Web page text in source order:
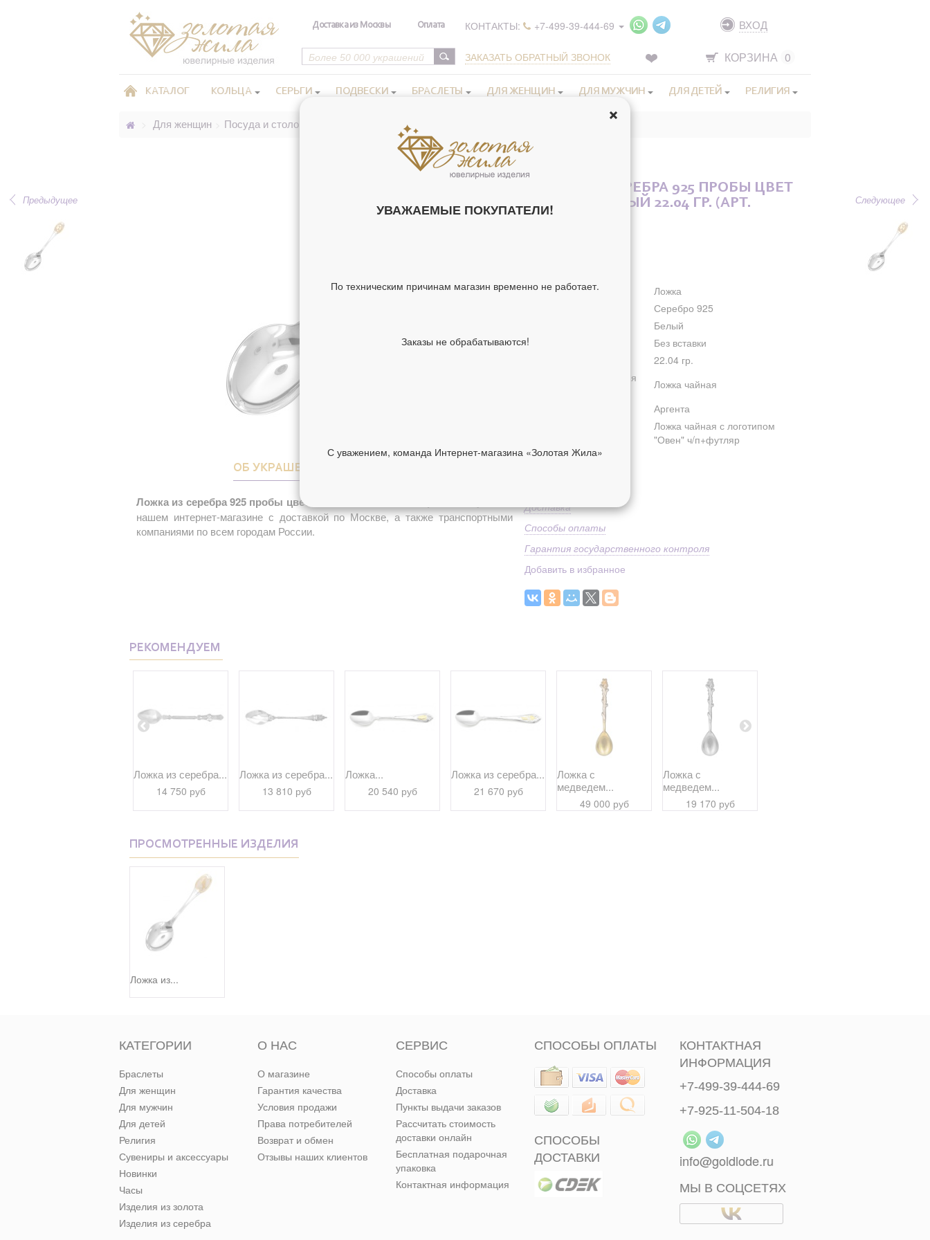
Доставка из Москвы Оплата КОНТАКТЫ: +7-499-39-444-69
ЗАКАЗАТЬ ОБРАТНЫЙ ЗВОНОК
ВХОД
КОРЗИНА 0
КАТАЛОГ КОЛЬЦА СЕРЬГИ ПОДВЕСКИ БРАСЛЕТЫ ДЛЯ ЖЕНЩИН ДЛЯ МУЖЧИН ДЛЯ ДЕТЕЙ РЕЛИГИЯ
Для женщин Посуда и столовые приборы Ложка из серебра 925 пробы цвет металла белый 22.04 гр.
Предыдущее Следующее
ОБ УКРАШЕНИИ
Ложка из серебра 925 пробы цвет металла белый 22.04 гр.
нашем интернет-магазине с доставкой по Москве, а также транспортными
компаниями по всем городам России.
ЛОЖКА ИЗ СЕРЕБРА 925 ПРОБЫ ЦВЕТ
МЕТАЛЛА БЕЛЫЙ 22.04 ГР. (АРТ.
238508)
Тип украшения
Ложка
Серебро 925
Белый
Вставка
Без вставки
22.04 гр.
Классификация изделия
Ложка чайная
Аргента
Ложка чайная с логотипом
"Овен" ч/п+футляр
13 780 руб
Доставка
Способы оплаты
Гарантия государственного контроля
Добавить в избранное
РЕКОМЕНДУЕМ
Ложка из серебра...
14 750 руб
Ложка из серебра...
13 810 руб
Ложка...
20 540 руб
Ложка из серебра...
21 670 руб
Ложка с
медведем...
49 000 руб
Ложка с
медведем...
19 170 руб
ПРОСМОТРЕННЫЕ ИЗДЕЛИЯ
Ложка из...
КАТЕГОРИИ
Браслеты
Для женщин
Для мужчин
Для детей
Религия
Сувениры и аксессуары
Новинки
Часы
Изделия из золота
Изделия из серебра
О НАС
О магазине
Гарантия качества
Условия продажи
Права потребителей
Возврат и обмен
Отзывы наших клиентов
СЕРВИС
Способы оплаты
Доставка
Пункты выдачи заказов
Рассчитать стоимость
доставки онлайн
Бесплатная подарочная
упаковка
Контактная информация
СПОСОБЫ ОПЛАТЫ
СПОСОБЫ
ДОСТАВКИ
КОНТАКТНАЯ
ИНФОРМАЦИЯ
+7-499-39-444-69
+7-925-11-504-18
info@goldlode.ru
МЫ В СОЦСЕТЯХ
УВАЖАЕМЫЕ ПОКУПАТЕЛИ!
По техническим причинам магазин временно не работает.
Заказы не обрабатываются!
С уважением, команда Интернет-магазина «Золотая Жила»